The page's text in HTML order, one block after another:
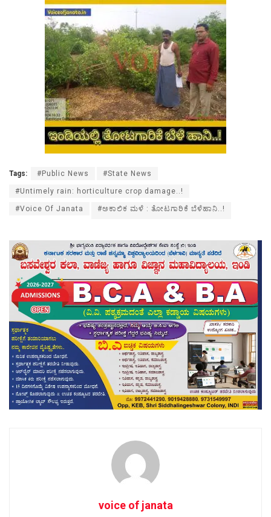
Tags: #Public News #State News
#Untimely rain: horticulture crop damage..!
#Voice Of Janata #ಅಕಾಲಿಕ ಮಳೆ : ತೋಟಗಾರಿಕೆ ಬೆಳೆಹಾನಿ..!
voice of janata